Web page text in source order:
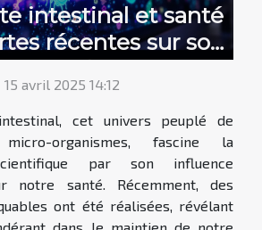
intestinal et santé
récentes sur son
conseils pour en
15 avril 2025 14:12
cet univers peuplé de
organismes, fascine la
par son influence
notre santé. Récemment, des
ont été réalisées, révélant
dans le maintien de notre